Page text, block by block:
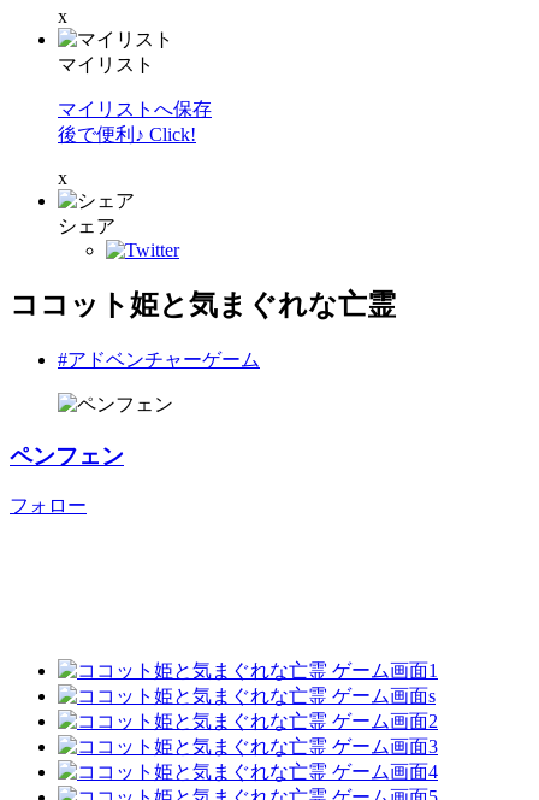
x
マイリスト
マイリストへ保存
後で便利♪ Click!
x
シェア
ココット姫と気まぐれな亡霊
#アドベンチャーゲーム
ペンフェン
フォロー